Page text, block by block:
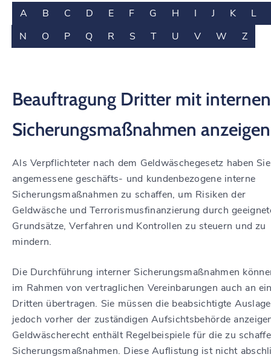
A B C D E F G H I J K
L
N
O P Q R S T U V W Z
Beauftragung Dritter mit internen
Sicherungsmaßnahmen anzeigen
Als Verpflichteter nach dem Geldwäschegesetz haben Sie
angemessene geschäfts- und kundenbezogene interne
Sicherungsmaßnahmen zu schaffen, um Risiken der
Geldwäsche und Terrorismusfinanzierung durch
Grundsätze, Verfahren und Kontrollen zu steuern und zu
mindern.
Die Durchführung interner Sicherungsmaßnahmen
im Rahmen von vertraglichen Vereinbarungen auch an
Dritten übertragen. Sie müssen die beabsichtigte
jedoch vorher der zuständigen Aufsichtsbehörde
Geldwäscherecht enthält Regelbeispiele für die zu
Sicherungsmaßnahmen. Diese Auflistung ist nicht